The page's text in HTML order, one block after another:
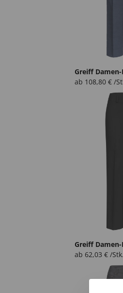
Greiff Damen-
ab 108,80 € /
Greiff
ab 62,03 € /Stk.